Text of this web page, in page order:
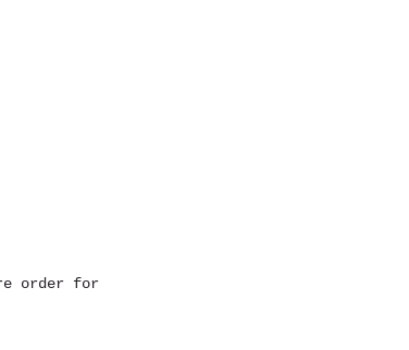
order for